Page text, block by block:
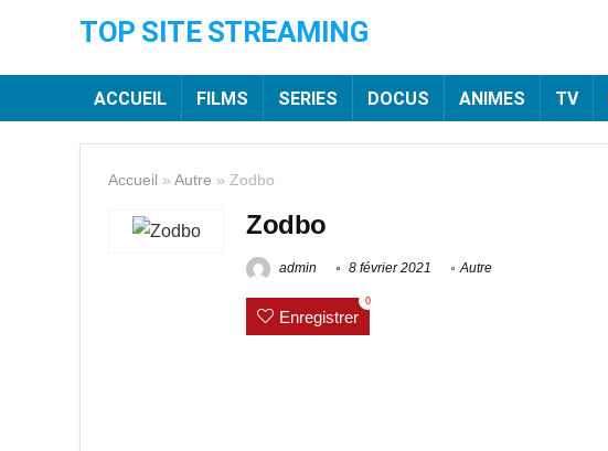
TOP SITE STREAMING
ACCUEIL FILMS SERIES DOCUS ANIMES TV
Accueil » Autre » Zodbo
Zodbo
admin 8 février 2021 Autre
Enregistrer
0